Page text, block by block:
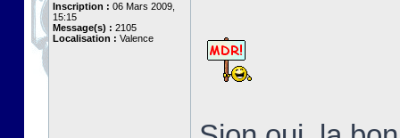
Inscription : 06 Mars 2009,
15:15
Message(s) : 2105
Localisation : Valence